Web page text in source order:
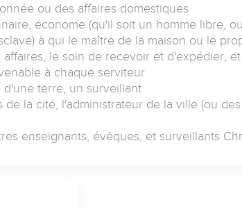
ou des affaires domestiques
économe (qu'il soit un homme libre,
à qui le maître de la maison ou le
le soin de recevoir et d'expédier,
à chaque serviteur
terre, un surveillant
de la cité, l'administrateur de la ville (ou
enseignants, évêques, et surveillants